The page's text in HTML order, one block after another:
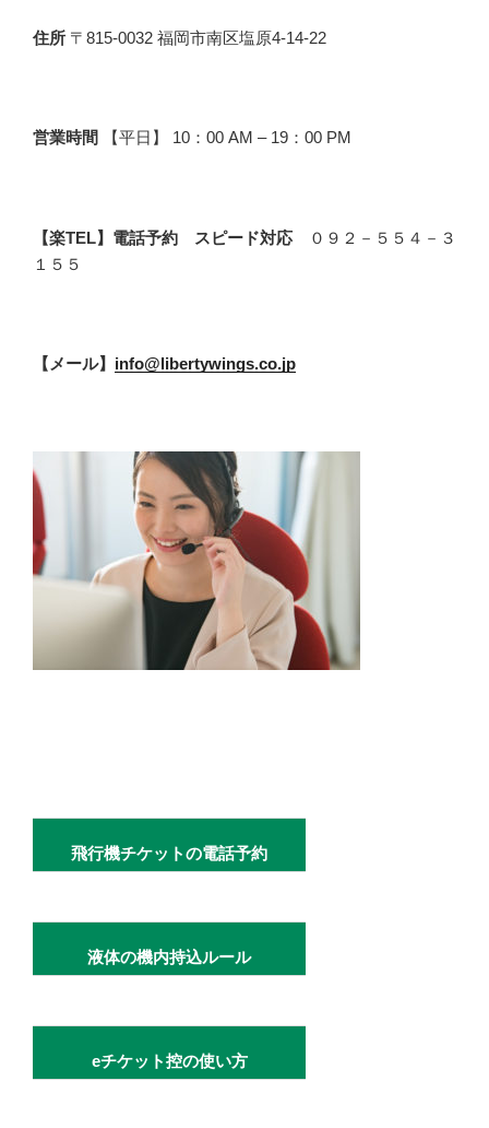
住所 〒815-0032 福岡市南区塩原4-14-22
営業時間 【平日】 10：00 AM – 19：00 PM
【楽TEL】電話予約 スピード対応
０９２－５５４－３
１５５
【メール】 info@libertywings.co.jp
飛行機チケットの電話予約
液体の機内持込ルール
eチケット控の使い方